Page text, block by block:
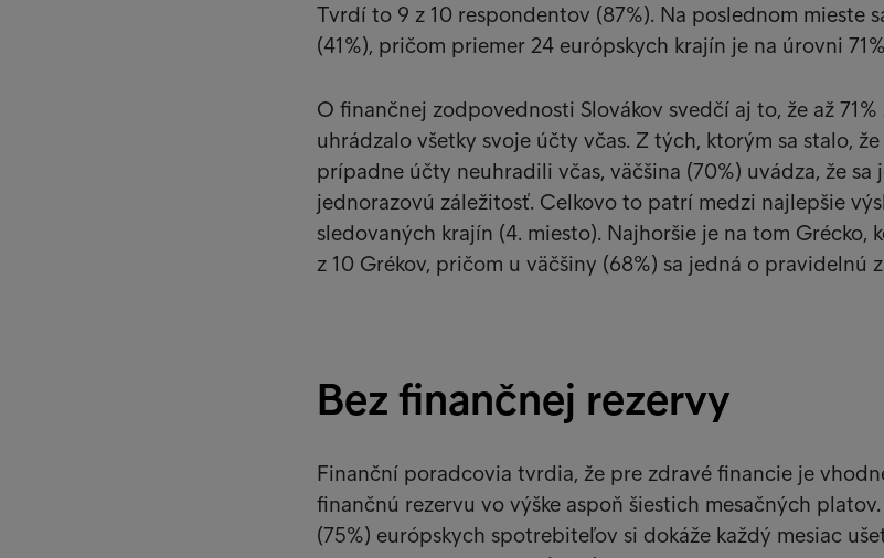
Tvrdí to 9 z 10 respondentov (87%). Na poslednom mieste
(41%), pričom priemer 24 európskych krajín je na úrovni
O finančnej zodpovednosti Slovákov svedčí aj to, že až
uhrádzalo všetky svoje účty včas. Z tých, ktorým sa stalo,
prípadne účty neuhradili včas, väčšina (70%) uvádza, že sa
jednorazovú záležitosť. Celkovo to patrí medzi najlepšie
sledovaných krajín (4. miesto). Najhoršie je na tom Grécko,
z 10 Grékov, pričom u väčšiny (68%) sa jedná o pravidelnú
Bez finančnej rezervy
Finanční poradcovia tvrdia, že pre zdravé financie je
finančnú rezervu vo výške aspoň šiestich mesačných
(75%) európskych spotrebiteľov si dokáže každý mesiac